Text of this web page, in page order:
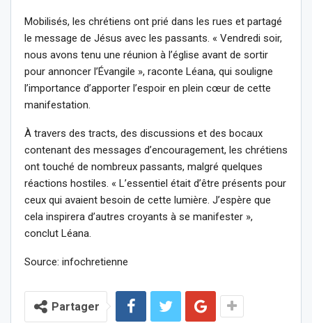
Mobilisés, les chrétiens ont prié dans les rues et partagé
le message de Jésus avec les passants. « Vendredi soir,
nous avons tenu une réunion à l’église avant de sortir
pour annoncer l’Évangile », raconte Léana, qui souligne
l’importance d’apporter l’espoir en plein cœur de cette
manifestation.
À travers des tracts, des discussions et des bocaux
contenant des messages d’encouragement, les chrétiens
ont touché de nombreux passants, malgré quelques
réactions hostiles. « L’essentiel était d’être présents pour
ceux qui avaient besoin de cette lumière. J’espère que
cela inspirera d’autres croyants à se manifester »,
conclut Léana.
Source: infochretienne
Partager